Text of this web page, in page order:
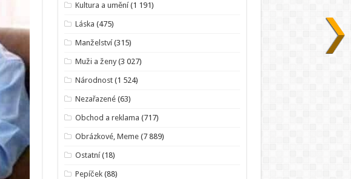
Kultura a umění(1 191)
Láska (475)
Manželství(315)
Muži a ženy (3 027)
Národnost (1 524)
Nezařazené (63)
Obchod a reklama (717)
Obrázkové, Meme (7 889)
Ostatní(18)
Pepíček (88)